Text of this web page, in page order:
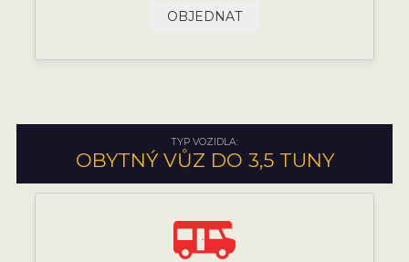
OBJEDNAT
TYP VOZIDLA:
OBYTNÝ VŮZ DO 3,5 TUNY